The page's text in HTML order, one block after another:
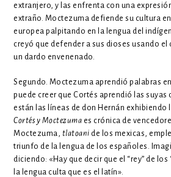
extranjero, y las enfrenta con una
extraño. Moctezuma defiende su cultura
europea palpitando en la lengua del
creyó que defender a sus dioses usando
un dardo envenenado.
Segundo. Moctezuma aprendió palabras
puede creer que Cortés aprendió las suyas
están las líneas de don Hernán exhibiendo
Cortés y Moctezuma es crónica de
Moctezuma, tlatoani de los mexicas,
triunfo de la lengua de los españoles.
diciendo: «Hay que decir que el “rey” de
la lengua culta que es el latín».